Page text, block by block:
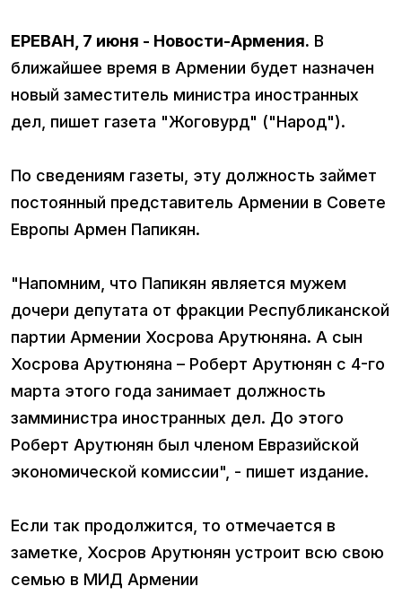
ЕРЕВАН, 7 июня - Новости-Армения. В
ближайшее время в Армении будет назначен
новый заместитель министра иностранных
дел, пишет газета "Жоговурд" ("Народ").
По сведениям газеты, эту должность займет
постоянный представитель Армении в Совете
Европы Армен Папикян.
"Напомним, что Папикян является мужем
дочери депутата от фракции Республиканской
партии Армении Хосрова Арутюняна. А сын
Хосрова Арутюняна – Роберт Арутюнян с 4-го
марта этого года занимает должность
замминистра иностранных дел. До этого
Роберт Арутюнян был членом Евразийской
экономической комиссии", - пишет издание.
Если так продолжится, то отмечается в
заметке, Хосров Арутюнян устроит всю свою
семью в МИД Армении